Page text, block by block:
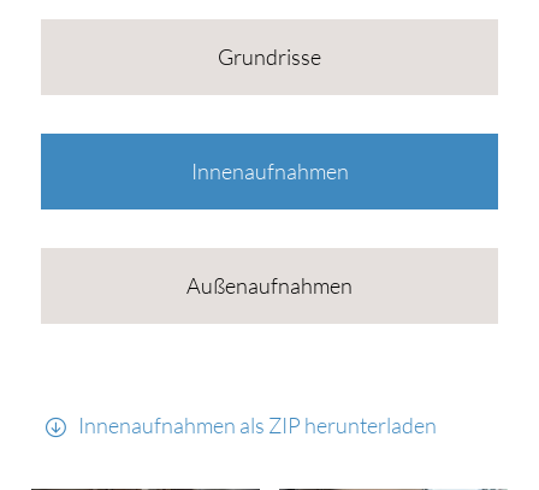
Grundrisse
Innenaufnahmen
Außenaufnahmen
Innenaufnahmen als ZIP herunterladen